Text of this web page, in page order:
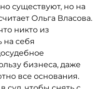
существуют, но на
Ольга Власова.
никто из
на себя
бизнеса, даже
все основания.